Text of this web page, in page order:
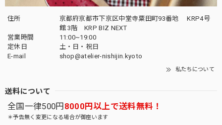
住所
京都府京都市下京区中堂寺粟田町93番地 KRP4号
館 3階 KRP BIZ NEXT
営業時間
11:00~19:00
定休日
土・日・祝日
E-mail
shop@atelier-nishijin.kyoto
私たちについて
送料について
全国一律500円 8000円以上で送料無料！
＊予告無く変更になる場合が御座います